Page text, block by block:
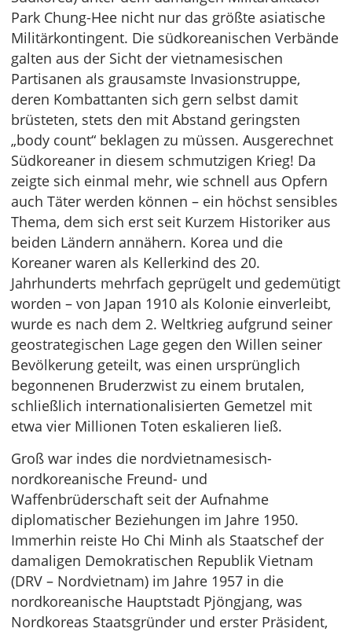
Park Chung-Hee nicht nur das größte asiatische
Militärkontingent. Die südkoreanischen Verbände
galten aus der Sicht der vietnamesischen
Partisanen als grausamste Invasionstruppe,
deren Kombattanten sich gern selbst damit
brüsteten, stets den mit Abstand geringsten
„body count“ beklagen zu müssen. Ausgerechnet
Südkoreaner in diesem schmutzigen Krieg! Da
zeigte sich einmal mehr, wie schnell aus Opfern
auch Täter werden können – ein höchst sensibles
Thema, dem sich erst seit Kurzem Historiker aus
beiden Ländern annähern. Korea und die
Koreaner waren als Kellerkind des 20.
Jahrhunderts mehrfach geprügelt und gedemütigt
worden – von Japan 1910 als Kolonie einverleibt,
wurde es nach dem 2. Weltkrieg aufgrund seiner
geostrategischen Lage gegen den Willen seiner
Bevölkerung geteilt, was einen ursprünglich
begonnenen Bruderzwist zu einem brutalen,
schließlich internationalisierten Gemetzel mit
etwa vier Millionen Toten eskalieren ließ.
Groß war indes die nordvietnamesisch-
nordkoreanische Freund- und
Waffenbrüderschaft seit der Aufnahme
diplomatischer Beziehungen im Jahre 1950.
Immerhin reiste Ho Chi Minh als Staatschef der
damaligen Demokratischen Republik Vietnam
(DRV – Nordvietnam) im Jahre 1957 in die
nordkoreanische Hauptstadt Pjöngjang, was
Nordkoreas Staatsgründer und erster Präsident,